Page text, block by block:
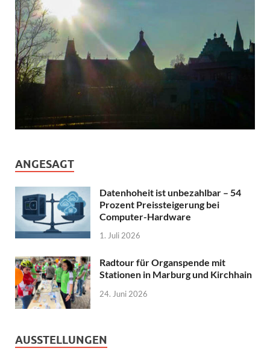
ANGESAGT
Datenhoheit ist unbezahlbar – 54
Prozent Preissteigerung bei
Computer-Hardware
1. Juli 2026
Radtour für Organspende mit
Stationen in Marburg und Kirchhain
24. Juni 2026
AUSSTELLUNGEN